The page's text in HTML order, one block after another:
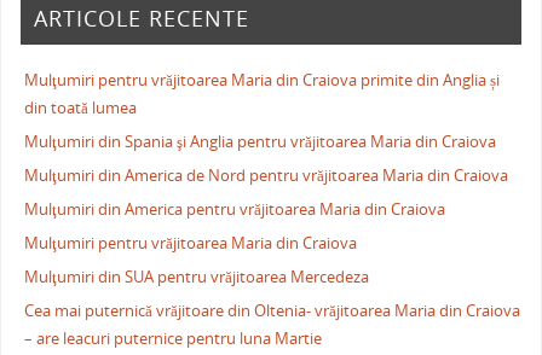
ARTICOLE RECENTE
Mulţumiri pentru vrăjitoarea Maria din Craiova primite din Anglia și
din toată lumea
Mulţumiri din Spania şi Anglia pentru vrăjitoarea Maria din Craiova
Mulţumiri din America de Nord pentru vrăjitoarea Maria din Craiova
Mulţumiri din America pentru vrăjitoarea Maria din Craiova
Mulţumiri pentru vrăjitoarea Maria din Craiova
Mulţumiri din SUA pentru vrăjitoarea Mercedeza
Cea mai puternică vrăjitoare din Oltenia- vrăjitoarea Maria din Craiova
– are leacuri puternice pentru luna Martie